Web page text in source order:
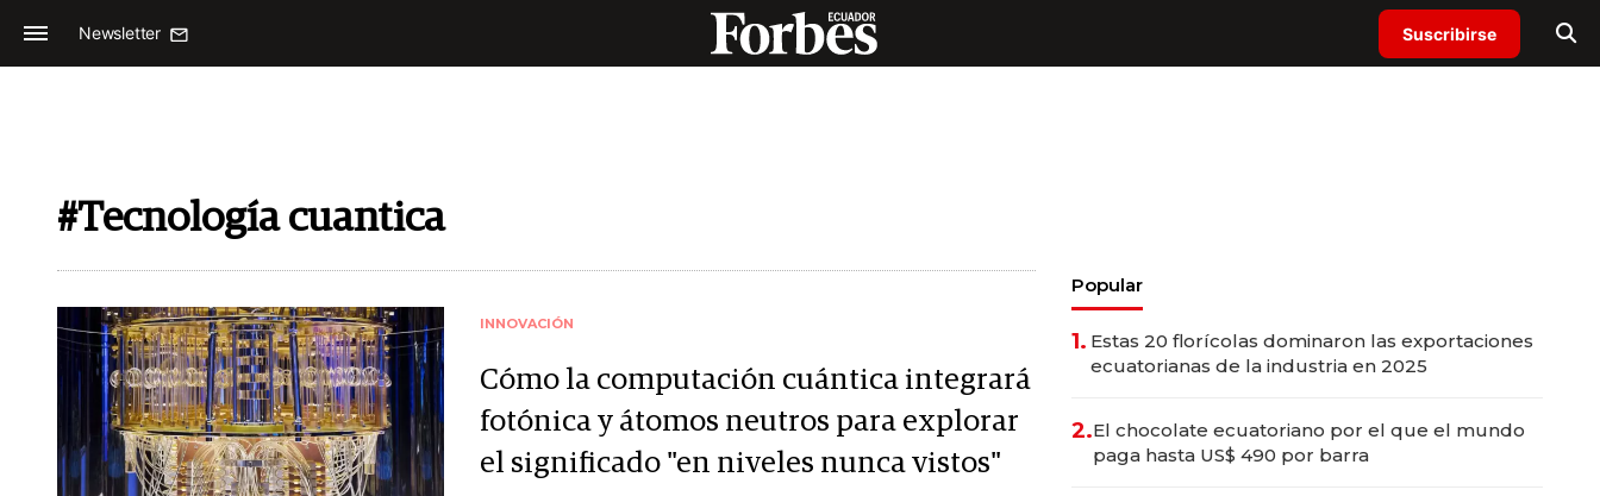
Newsletter Suscribirse
#Tecnología cuantica
INNOVACIÓN
Cómo la computación cuántica integrará
fotónica y átomos neutros para explorar
el significado "en niveles nunca vistos"
Popular
1. Estas 20 florícolas dominaron las exportaciones
ecuatorianas de la industria en 2025
2.El chocolate ecuatoriano por el que el mundo
paga hasta US$ 490 por barra